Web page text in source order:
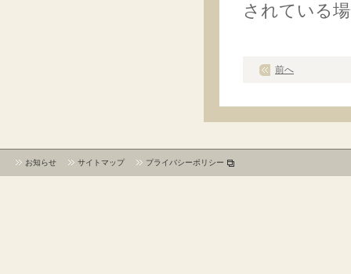
されている
前へ
お知らせ サイトマップ プライバシーポリシー